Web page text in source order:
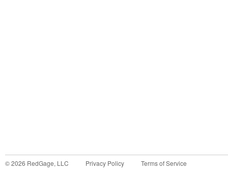
©2026 RedGage, LLC Privacy Policy Terms of Service